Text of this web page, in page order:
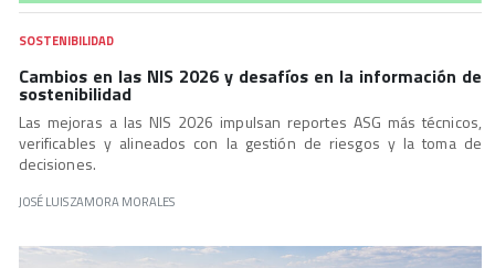
SOSTENIBILIDAD
Cambios en las NIS 2026 y desafíos en la información de
sostenibilidad
Las mejoras a las NIS 2026 impulsan reportes ASG más técnicos,
verificables y alineados con la gestión de riesgos y la toma de
decisiones.
JOSÉ LUIS ZAMORA MORALES